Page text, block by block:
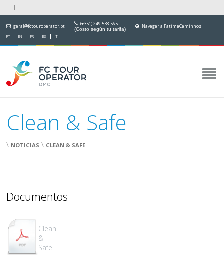
geral@fctouroperator.pt (+351) 249 538 565
(Costo según tu tarifa) Navegar a FatimaCaminhos
PT EN FR ES IT
Clean & Safe
\ NOTICIAS \ CLEAN & SAFE
Documentos
Clean
&
Safe